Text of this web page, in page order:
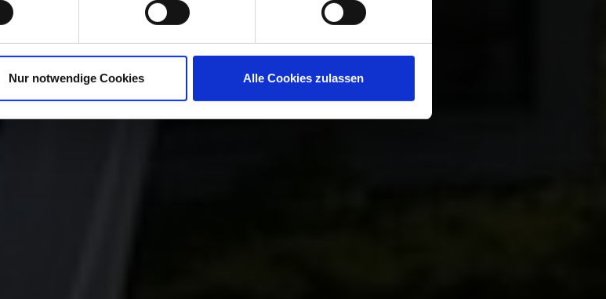
Nur notwendige Cookies Alle Cookies zulassen